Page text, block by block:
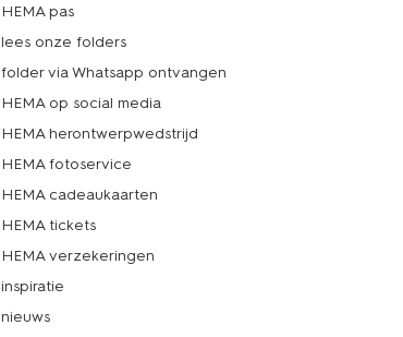
HEMA pas
lees onze folders
folder via Whatsapp ontvangen
HEMA op social media
HEMA herontwerpwedstrijd
HEMA fotoservice
HEMA cadeaukaarten
HEMA tickets
HEMA verzekeringen
inspiratie
nieuws